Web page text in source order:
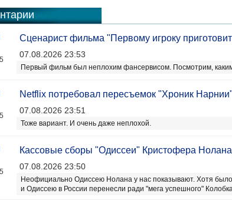
Сценарист фильма "Первому игроку
07.08.2026 23:53
Первый фильм был неплохим фансервисом. Посмотрим,
Netflix потребовал пересъемок "Хроник
07.08.2026 23:51
Тоже вариант. И очень даже неплохой.
Кассовые сборы "Одиссеи" Кристофера
07.08.2026 23:50
Неофициально Одиссею Нолана у нас показывают. Хотя
и Одиссею в России перенесли ради "мега успешного"